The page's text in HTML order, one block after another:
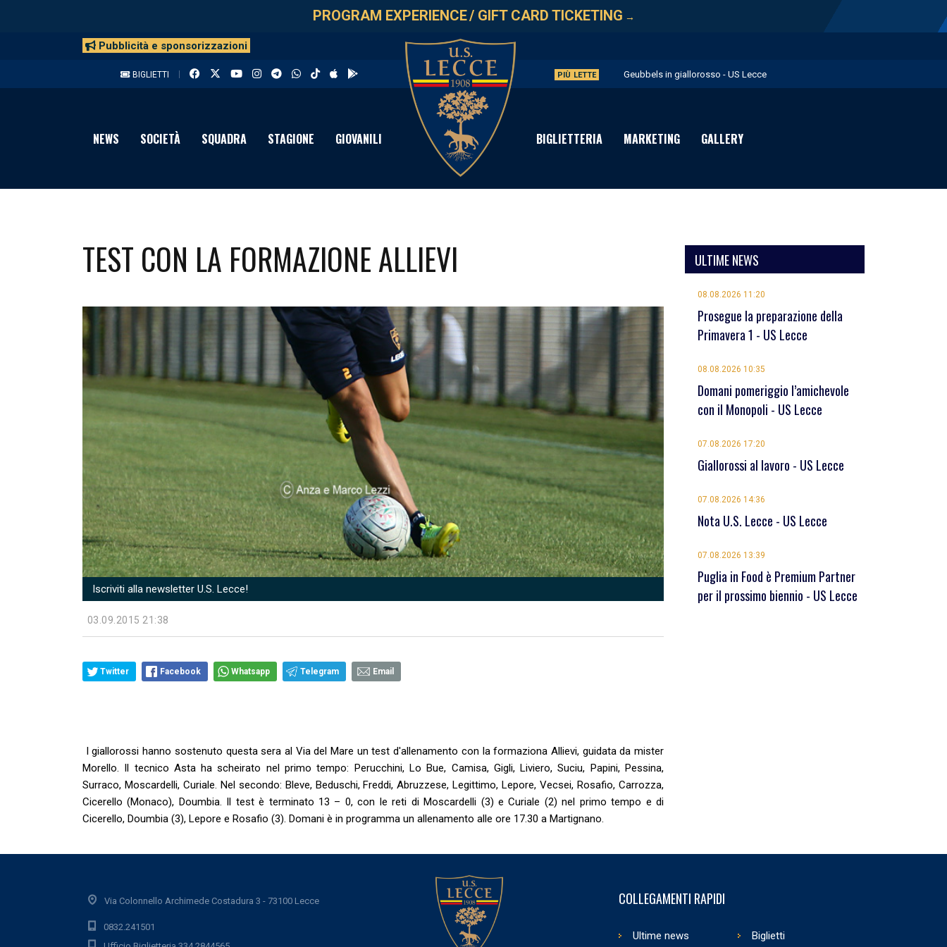
PROGRAM EXPERIENCE/ GIFT CARD TICKETING →
Pubblicità e sponsorizzazioni
BIGLIETTI PIÙ LETTE Geubbels in giallorosso - US Lecce
Aratravel è Premium Partner per la stagione 2026/27 - US Lecce
Primavera 1: Flies in giallorosso - US Lecce
NEWS SOCIETÀ SQUADRA STAGIONE GIOVANILI BIGLIETTERIA MARKETING GALLERY
TEST CON LA FORMAZIONE ALLIEVI
Iscriviti alla newsletter U.S. Lecce!
03.09.2015 21:38
Twitter Facebook Whatsapp Telegram Email
I giallorossi hanno sostenuto questa sera al Via del Mare un test d'allenamento con la formaziona Allievi, guidata da mister
Morello. Il tecnico Asta ha scheirato nel primo tempo: Perucchini, Lo Bue, Camisa, Gigli, Liviero, Suciu, Papini, Pessina,
Surraco, Moscardelli, Curiale. Nel secondo: Bleve, Beduschi, Freddi, Abruzzese, Legittimo, Lepore, Vecsei, Rosafio, Carrozza,
Cicerello (Monaco), Doumbia. Il test è terminato 13 – 0, con le reti di Moscardelli (3) e Curiale (2) nel primo tempo e di
Cicerello, Doumbia (3), Lepore e Rosafio (3). Domani è in programma un allenamento alle ore 17.30 a Martignano.
ULTIME NEWS
08.08.2026 11:20
Prosegue la preparazione della
Primavera 1 - US Lecce
08.08.2026 10:35
Domani pomeriggio l’amichevole
con il Monopoli - US Lecce
07.08.2026 17:20
Giallorossi al lavoro - US Lecce
07.08.2026 14:36
Nota U.S. Lecce - US Lecce
07.08.2026 13:39
Puglia in Food è Premium Partner
per il prossimo biennio - US Lecce
Via Colonnello Archimede Costadura 3 - 73100 Lecce
0832.241501
COLLEGAMENTI RAPIDI
Ultime news Biglietti